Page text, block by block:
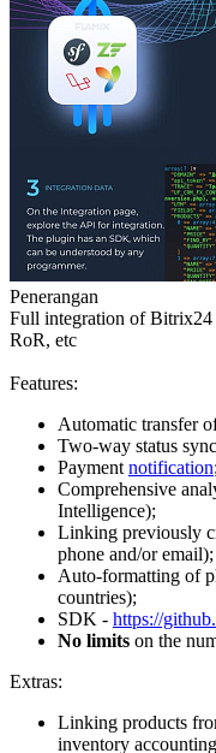
Penerangan
Full integration of
RoR, etc
Features:
Automatic transfer
Two-way status
Paymentnotification
Comprehensive
Intelligence);
Linking previously
phone and/or email);
Auto-formatting of
countries);
SDK - https://
No limits on the
Extras:
Linking products
inventory